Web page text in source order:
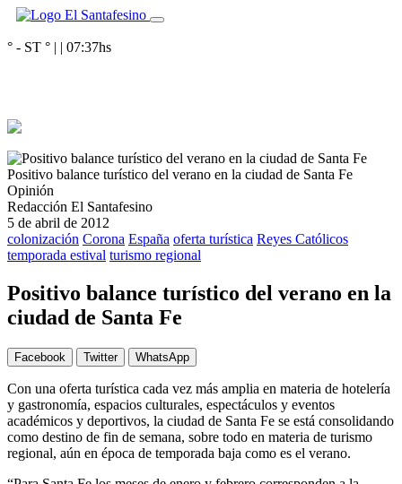
° - ST ° | | 07:37hs
Positivo balance turístico del verano en la ciudad de Santa Fe
Opinión
Redacción El Santafesino
5 de abril de 2012
colonización Corona España oferta turística Reyes Católicos
temporada estival turismo regional
Positivo balance turístico del verano en la
ciudad de Santa Fe
Facebook Twitter WhatsApp
Con una oferta turística cada vez más amplia en materia de hotelería
y gastronomía, espacios culturales, espectáculos y eventos
académicos y deportivos, la ciudad de Santa Fe se está consolidando
como destino de fin de semana, sobre todo en materia de turismo
regional, aún en época de temporada baja como es el verano.